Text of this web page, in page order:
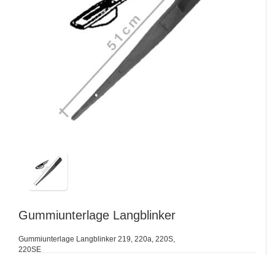
Gummiunterlage Langblinker
Gummiunterlage Langblinker 219, 220a, 220S,
220SE